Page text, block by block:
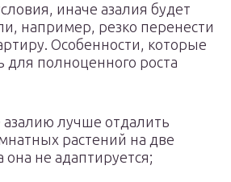
иначе азалия будет
например, резко перенести
Особенности, которые
для полноценного роста
лучше отдалить
растений на две
она не адаптируется;